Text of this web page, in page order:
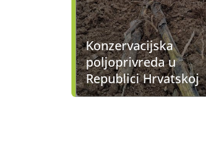
Konzervacijska
poljoprivreda u
Republici Hrvatskoj